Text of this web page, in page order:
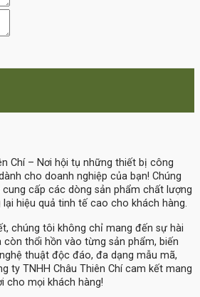
Chí– Nơi hội tụ những thiết bị công
cho doanh nghiệp của bạn! Chúng
cấp các dòng sản phẩm chất lượng
hiệu quả tinh tế cao cho khách hàng.
chúng tôi không chỉ mang đến sự hài
còn thổi hồn vào từng sản phẩm, biến
thuật độc đáo, đa dạng mẫu mã,
ty TNHH Châu Thiên Chí cam kết mang
cho mọi khách hàng!